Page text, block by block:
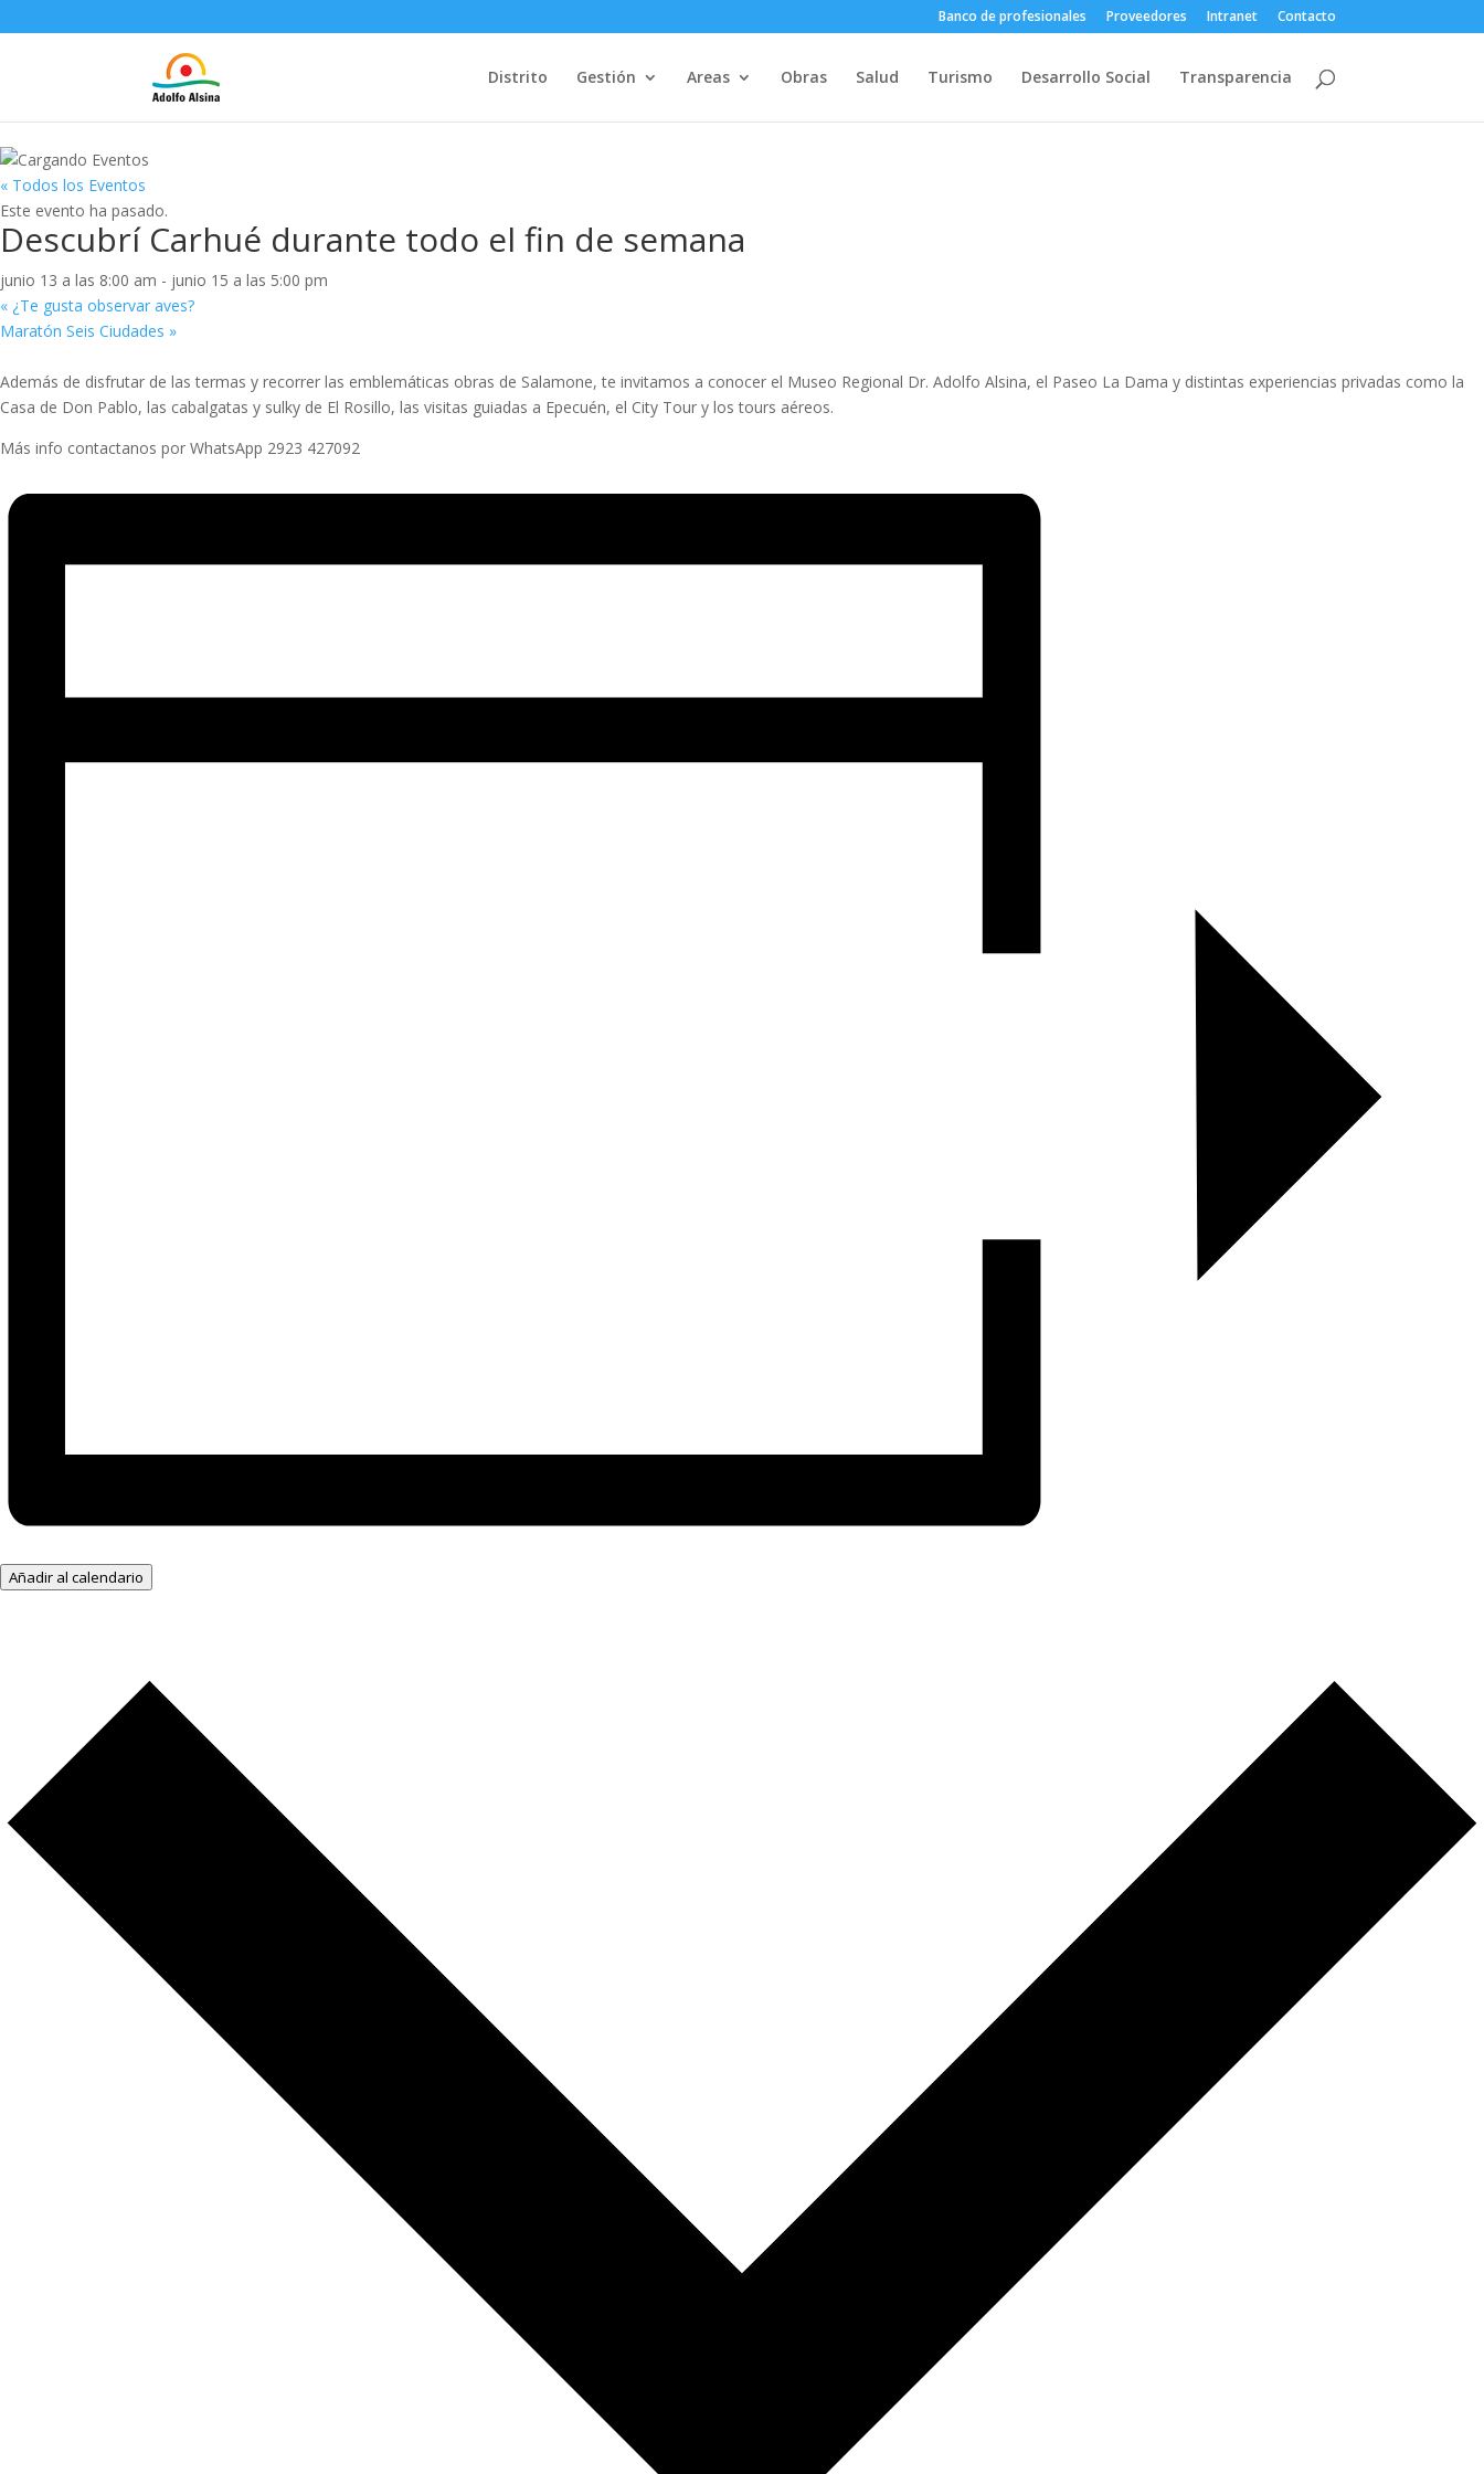
Banco de profesionales Proveedores Intranet Contacto
Distrito Gestión Areas Obras Salud Turismo Desarrollo Social Transparencia
« Todos los Eventos
Este evento ha pasado.
Descubrí Carhué durante todo el fin de semana
junio 13 a las 8:00 am - junio 15 a las 5:00 pm
« ¿Te gusta observar aves?
Maratón Seis Ciudades »
Además de disfrutar de las termas y recorrer las emblemáticas obras de Salamone, te invitamos a conocer el Museo Regional Dr. Adolfo Alsina, el Paseo La Dama y distintas experiencias privadas como la
Casa de Don Pablo, las cabalgatas y sulky de El Rosillo, las visitas guiadas a Epecuén, el City Tour y los tours aéreos.
Más info contactanos por WhatsApp 2923 427092
Añadir al calendario